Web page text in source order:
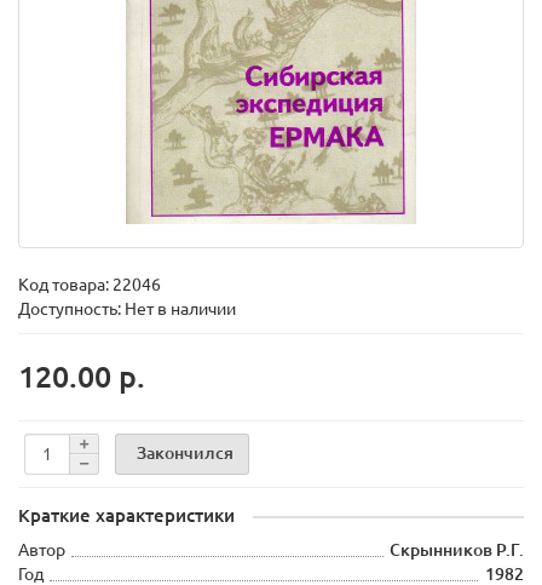
Код товара: 22046
Доступность: Нет в наличии
120.00 р.
Закончился
Краткие характеристики
Автор
Скрынников Р.Г.
Год
1982